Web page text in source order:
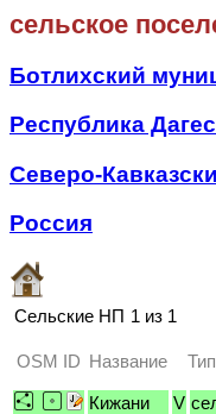
сельское
Ботлихский
Республика
Северо-
Россия
Сельские НП 1 из 1
OSM ID Название Тип
Кижани
V